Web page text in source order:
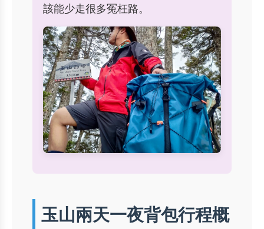
該能少走很多冤枉路。
玉山兩天一夜背包行程概